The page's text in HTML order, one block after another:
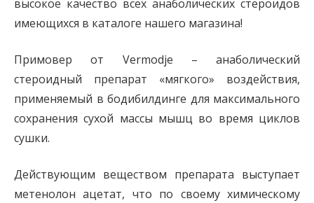
высокое качество всех анаболических стероидов
имеющихся в каталоге нашего магазина!
Примовер от Vermodje – анаболический
стероидный препарат «мягкого» воздействия,
применяемый в бодибилдинге для максимального
сохранения сухой массы мышц во время циклов
сушки.
Действующим веществом препарата выступает
метенолон ацетат, что по своему химическому